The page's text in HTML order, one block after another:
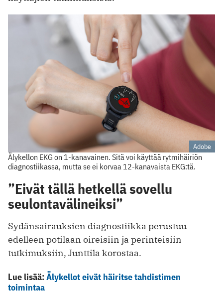
Adobe
Älykellon EKG on 1-kanavainen. Sitä voi käyttää rytmihäiriön
diagnostiikassa, mutta se ei korvaa 12-kanavaista EKG:tä.
”Eivät tällä hetkellä sovellu
seulontavälineiksi”
Sydänsairauksien diagnostiikka perustuu
edelleen potilaan oireisiin ja perinteisiin
tutkimuksiin, Junttila korostaa.
Lue lisää:Älykellot eivät häiritse tahdistimen
toimintaa